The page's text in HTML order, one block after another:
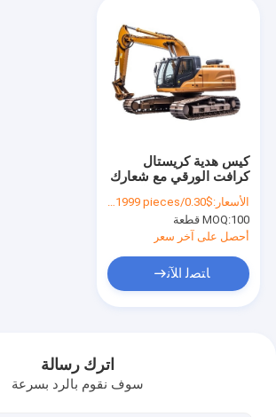
كيس هدية كريستال
كرافت الورقي مع شعارك
الخاص لحفلة عيد الميلاد
الزخرفية
الأسعار:$0.30/pieces 100-1999 pieces
MOQ:100 قطعة
أحصل على آخر سعر
ﺎﺘﺼﻟ ﺍﻶﻧ
اترك رسالة
سوف نقوم بالرد بسرعة